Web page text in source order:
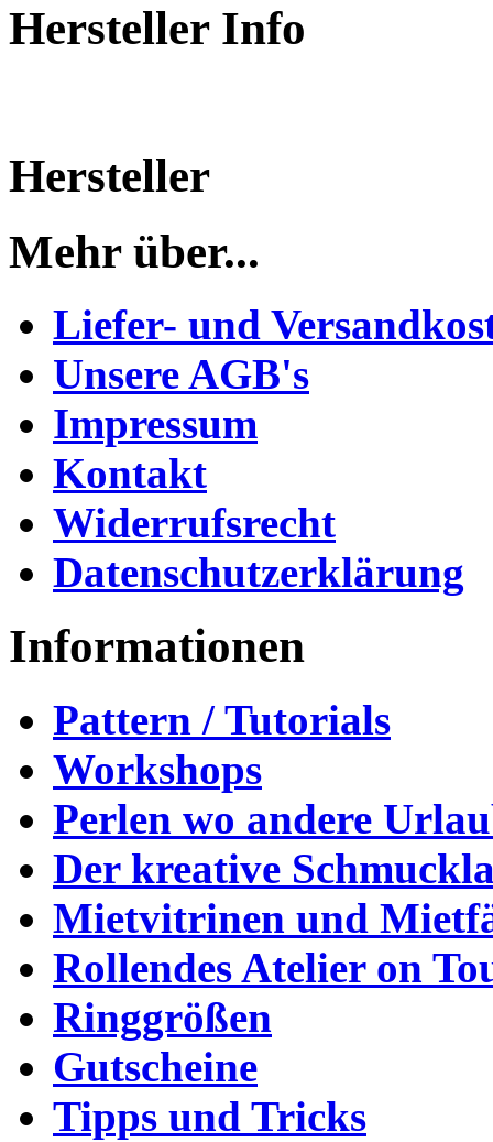
Hersteller Info
Hersteller
Mehr über...
Liefer- und
Unsere AGB's
Impressum
Kontakt
Widerrufsrecht
Datenschutzerklärung
Informationen
Pattern / Tutorials
Workshops
Perlen wo andere
Der kreative
Mietvitrinen und
Rollendes Atelier on
Ringgrößen
Gutscheine
Tipps und Tricks